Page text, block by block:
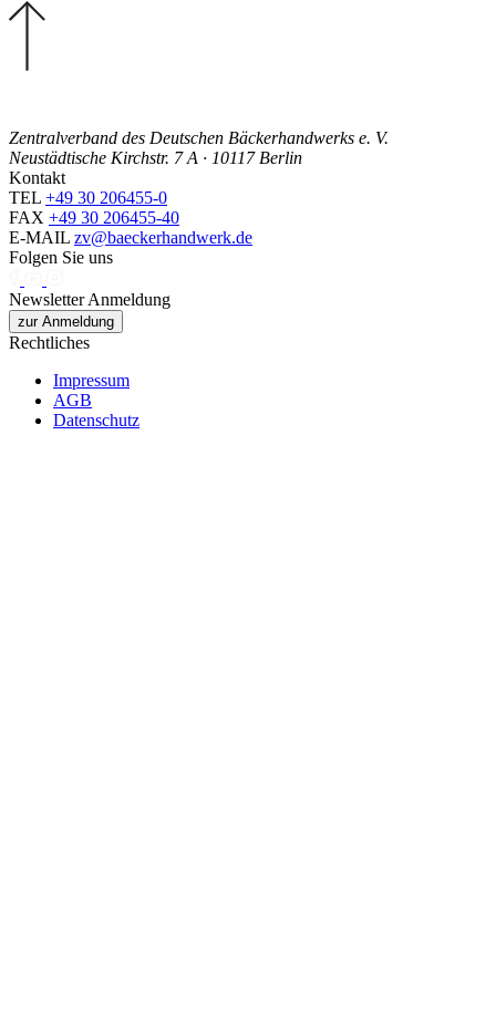
Zentralverband des Deutschen Bäckerhandwerks e. V.
Neustädtische Kirchstr. 7 A · 10117 Berlin
Kontakt
TEL +49 30 206455-0
FAX +49 30 206455-40
E-MAIL zv@baeckerhandwerk.de
Folgen Sie uns
Newsletter Anmeldung
zur Anmeldung
Rechtliches
Impressum
AGB
Datenschutz